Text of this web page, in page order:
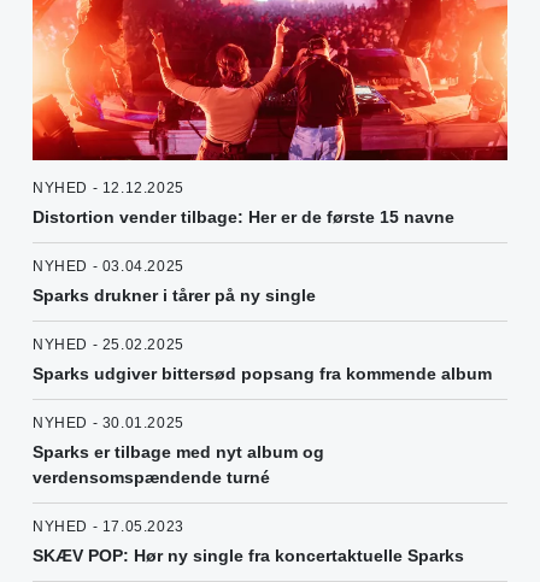
NYHED - 12.12.2025
Distortion vender tilbage: Her er de første 15 navne
NYHED - 03.04.2025
Sparks drukner i tårer på ny single
NYHED - 25.02.2025
Sparks udgiver bittersød popsang fra kommende album
NYHED - 30.01.2025
Sparks er tilbage med nyt album og
verdensomspændende turné
NYHED - 17.05.2023
SKÆV POP: Hør ny single fra koncertaktuelle Sparks